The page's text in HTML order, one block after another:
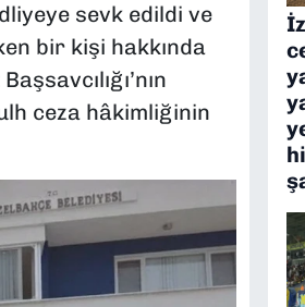
sevk edildi ve
bir kişi hakkında
ceza hâkimliğinin